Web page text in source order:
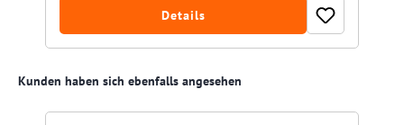
Details
Produktgalerie überspringen
Kunden haben sich ebenfalls angesehen